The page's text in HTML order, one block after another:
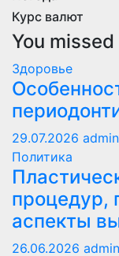
Курс валют
You missed
Здоровье
29.07.2026
Политика
процедур,
аспекты
26.06.2026